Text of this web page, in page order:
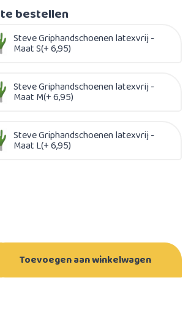
bestellen
Steve Griphandschoenen latexvrij -
Maat S(+ 6,95)
Steve Griphandschoenen latexvrij -
Maat M(+ 6,95)
Steve Griphandschoenen latexvrij -
Maat L(+ 6,95)
Toevoegen aan winkelwagen